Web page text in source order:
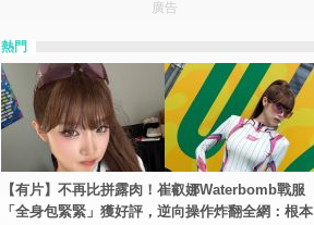
廣告
熱門
【有片】不再比拼露肉！崔叡娜Waterbomb戰服
「全身包緊緊」獲好評，逆向操作炸翻全網：根本